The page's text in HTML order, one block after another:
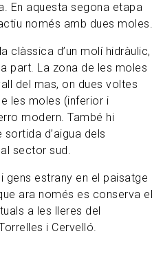
En aquesta segona etapa
només amb dues moles.
clàssica d’un molí hidràulic,
part. La zona de les moles
del mas, on dues voltes
les moles (inferior i
modern. També hi
d’aigua dels
sector sud.
gens estrany en el paisatge
ara només es conserva el
a les lleres del
i Cervelló.